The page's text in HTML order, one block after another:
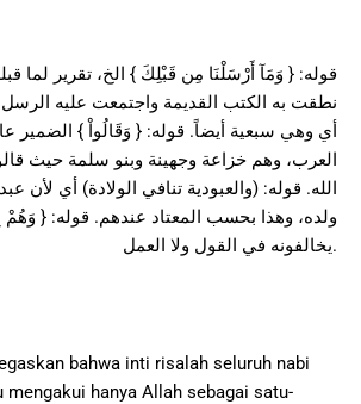
قوله: { وَمَآ أَرْسَلْنَا مِن قَبْلِكَ } الخ، تقرير لما
نطقت به الكتب القديمة واجتمعت عليه
أي وهي سبعية أيضاً. قوله: { وَقَالُواْ } الضمير
العرب، وهم خزاعة وجهينة وبنو سلمة حيث
الله. قوله: (والعبودية تنافي الولادة) أي لأن
ولده، وهذا بحسب المعتاد عندهم. قوله: { وَهُمْ
يخالفونه في القول ولا العمل.
bahwa inti risalah seluruh nabi
mengakui hanya Allah sebagai satu-